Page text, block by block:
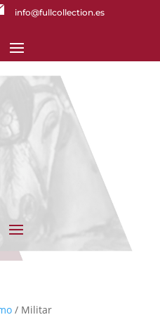
info@fullcollection.es
/ Militar